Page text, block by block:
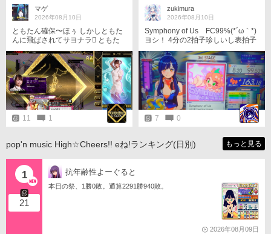
到着と同時に獲得期間が延長にな
ったのをヒジリさんから聞いたの
で行けそうな店舗をピックアップ
して、ゆっくり行脚する予定 2：
ららぽーと白根…QMA緑色エリア
初のプレー店舗となりました。ミ
ューちゃんのカードでLv75になっ
た記念にコネクト保存、後々印刷
してきます。一応この店舗でも頭
文字Dもみじライン上りに記録残
して有ります 3：ホテル公楽園…
Ｘフォロワー様が1泊3300円(税込)
で宿泊しているHG筐体稼働店舗、
レトロ自販機利用も可能です、エ
テクノポリス長岡店…QMA大会も
開催れHG筐体４台稼働店舗、今回
きは頻繁に通るのでアクセスは良
いですね 最後にヒジリさん、シー
ズーさんと店内対戦、楽しい時間
マゲ
2026年08月10日
ともたん確保〜ほぅ しかしともた
んに飛ばされてサヨナラ󾮝 ともた
んに飛ばされたら本望か？ 次回は
マジデリベンジ
11 1
zukimura
2026年08月10日
Symphony of Us FC99%(⁠*⁠´⁠ω⁠｀⁠*⁠)
ヨシ！ 4分の2拍子珍しいし表拍子
のオープンHHを裏で閉じるのも珍
しい。珍しくない？
7 0
pop'n music High☆Cheers!! eね!ランキング(日別) もっと見る
1
21
抗年齢性よーぐると
本日の祭、1勝0敗。通算2291勝940敗。
2026年08月09日